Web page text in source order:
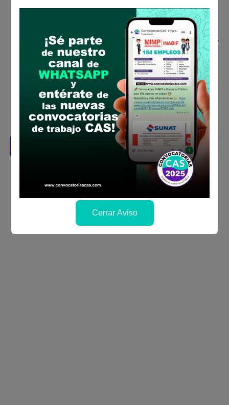
Descarga y revisa a detalle las bases del
Antes de postular, verifica si cumples con los
requisitos para el puesto
Prepara tu documentación y presentalo en
la fechas y por los medios que indica las
bases
Revisar el cronograma para conocer cuando
se publicará los resultados
Descarga aquí las Bases
Cerrar Aviso